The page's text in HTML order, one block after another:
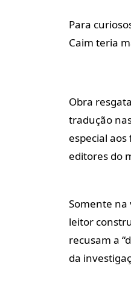
Para
Caim teria
Obra
tradução
especial
editores do
Somente na
leitor
recusam a
da